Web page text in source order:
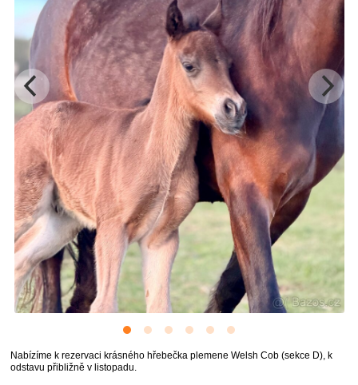
Nabízíme k rezervaci krásného hřebečka plemene Welsh Cob (sekce D), k
odstavu přibližně v listopadu.